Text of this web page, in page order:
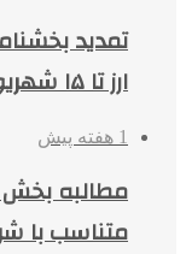
تمدید
ارز تا ۱۵ شهریور
1 هفته پیش
مطالبه بخش
متناسب با